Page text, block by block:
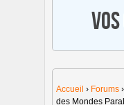
Accueil › Forums ›
des Mondes